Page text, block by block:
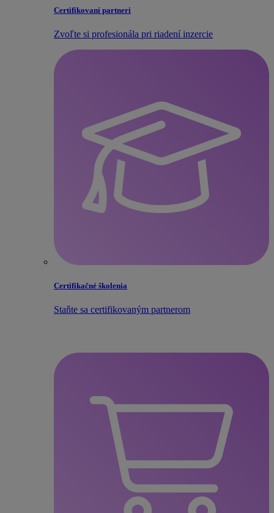
Certifikovaní partneri
Zvoľte si profesionála pri riadení inzercie
Certifikačné školenia
Staňte sa certifikovaným partnerom